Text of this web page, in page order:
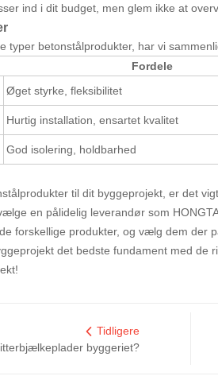
ind i dit budget, men glem ikke at
typer betonstålprodukter, har vi
Fordele
Øget styrke, fleksibilitet
Hurtig installation, ensartet kvalitet
God isolering, holdbarhed
til dit byggeprojekt, er det
en pålidelig leverandør som
forskellige produkter, og vælg dem der
det bedste fundament med
Tidligere
byggeriet?